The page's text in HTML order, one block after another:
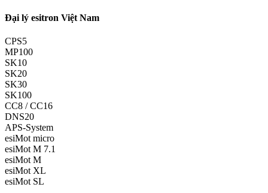
Đại lý esitron Việt Nam
CPS5
MP100
SK10
SK20
SK30
SK100
CC8 / CC16
DNS20
APS-System
esiMot micro
esiMot M 7.1
esiMot M
esiMot XL
esiMot SL